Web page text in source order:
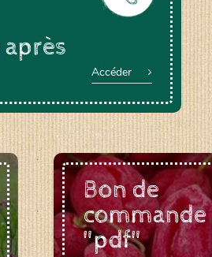
Accéder
Bon de
commande
"pdf"